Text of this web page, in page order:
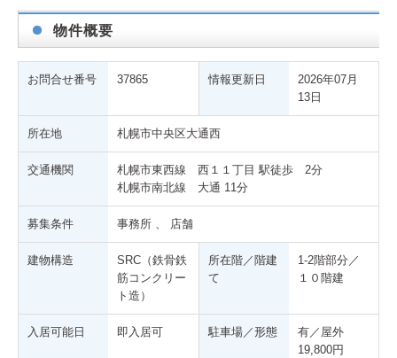
ご
物件概要
お問合せ番号 37865 情報更新日
2026年07月
13日
所在地 札幌市中央区大通西
交通機関
札幌市東西線 西１１丁目 駅徒歩 2分
札幌市南北線 大通 11分
募集条件 事務所 、 店舗
建物構造
SRC（鉄骨鉄
筋コンクリー
ト造）
所在階／階建
て
1-2階部分／
１０階建
入居可能日 即入居可 駐車場／形態
有／屋外
19,800円